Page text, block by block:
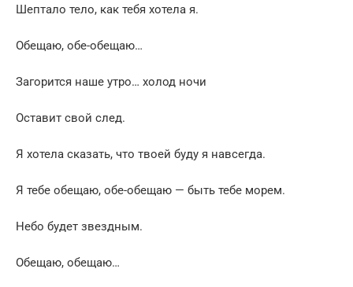
Шептало тело, как тебя хотела я.
Обещаю, обе-обещаю…
Загорится наше утро… холод ночи
Оставит свой след.
Я хотела сказать, что твоей буду я навсегда.
Я тебе обещаю, обе-обещаю — быть тебе морем.
Небо будет звездным.
Обещаю, обещаю…